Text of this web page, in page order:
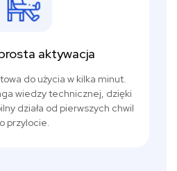
aktywacja
do użycia w kilka minut.
wiedzy technicznej, dzięki
działa od pierwszych chwil
przylocie.